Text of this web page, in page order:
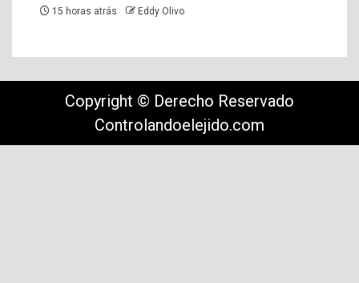
15 horas atrás Eddy Olivo
Copyright © Derecho Reservado
Controlandoelejido.com